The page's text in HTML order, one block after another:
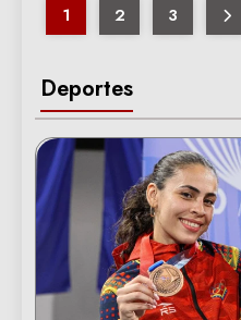
Deportes
1 2 3